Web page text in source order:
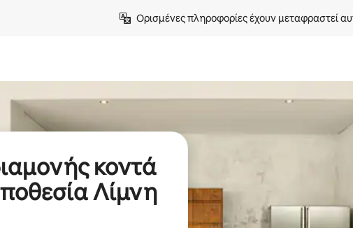
Ορισμένες πληροφορίες έχουν μεταφραστεί
κοντά
Λίμνη